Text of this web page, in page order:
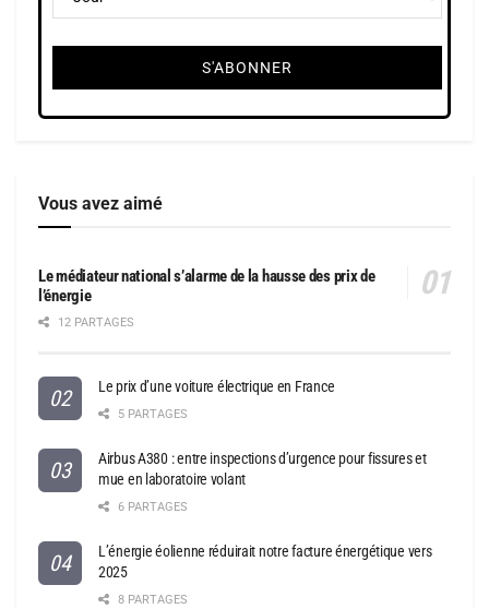
Vous avez aimé
Le médiateur national s’alarme de la hausse des prix de
l’énergie
12 PARTAGES
Le prix d’une voiture électrique en France
5 PARTAGES
Airbus A380 : entre inspections d’urgence pour fissures et
mue en laboratoire volant
6 PARTAGES
L’énergie éolienne réduirait notre facture énergétique vers
2025
8 PARTAGES